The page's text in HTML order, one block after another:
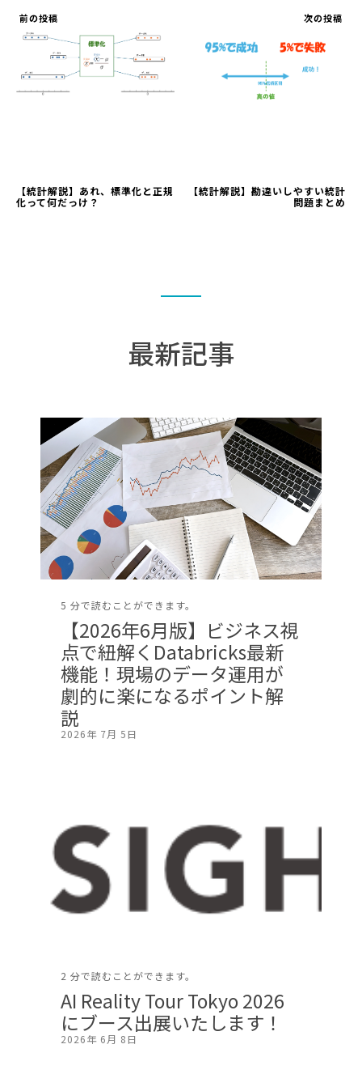
前の投稿
【統計解説】あれ、標準化と正規
化って何だっけ？
次の投稿
【統計解説】勘違いしやすい統計
問題まとめ
最新記事
5 分で読むことができます。
【2026年6月版】ビジネス視
点で紐解くDatabricks最新
機能！現場のデータ運用が
劇的に楽になるポイント解
説
2026年 7月 5日
2 分で読むことができます。
AI Reality Tour Tokyo 2026
にブース出展いたします！
2026年 6月 8日